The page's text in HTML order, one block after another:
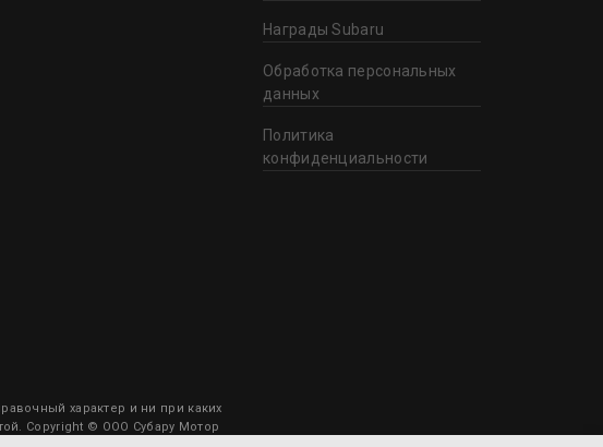
Награды Subaru
Обработка персональных
данных
Политика
конфиденциальности
характер и ни при каких
Copyright © ООО Субару Мотор